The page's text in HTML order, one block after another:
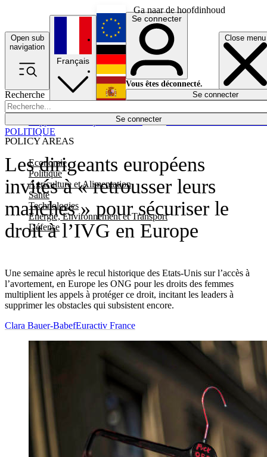
Ga naar de hoofdinhoud
Open sub
navigation
Close menu
Recherche
Se connecter
POLICY AREAS
Economie
Politique
Agriculture et Alimentation
Santé
Technologies
Energie, Environnement et Transport
Défense
Économie
Français
English
Deutsch
Español
Se connecter
Vous êtes déconnecté.
Se connecter
Les dirigeants européens
invités à « retrousser leurs
manches » pour sécuriser le
droit à l’IVG en Europe
Une semaine après le recul historique des Etats-Unis sur l’accès à
l’avortement, en Europe les ONG pour les droits des femmes
multiplient les appels à protéger ce droit, incitant les leaders à
supprimer les obstacles qui subsistent encore.
POLITIQUE
Clara Bauer-BabefEuractiv France